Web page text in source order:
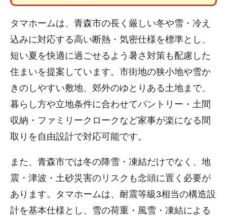
タマホームは、青森市の長く厳しい冬や雪・冷え
込みに対応する高い断熱・気密仕様を標準とし、
短い夏を快適に過ごせるよう暑さ対策も配慮した
住まいを提案しています。市街地の狭小地や雪か
きのしやすい敷地、郊外のゆとりある土地まで、
暮らし方や立地条件に合わせてパントリー・土間
収納・ファミリークロークなど家事が楽になる間
取りを自由設計で対応可能です。
また、青森市では冬の降雪・凍結だけでなく、地
震・津波・土砂災害のリスクも念頭に置く必要が
あります。タマホームは、耐震等級3相当の構造設
計を基本仕様とし、雪の荷重・風雪・凍結による